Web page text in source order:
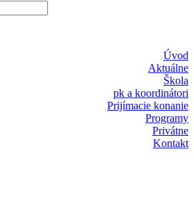
Úvod
Aktuálne
Škola
pk a koordinátori
Prijímacie konanie
Programy
Privátne
Kontakt